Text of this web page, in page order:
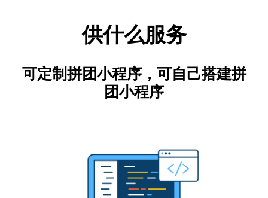
供什么服务
可定制拼团小程序，可自己搭建拼
团小程序